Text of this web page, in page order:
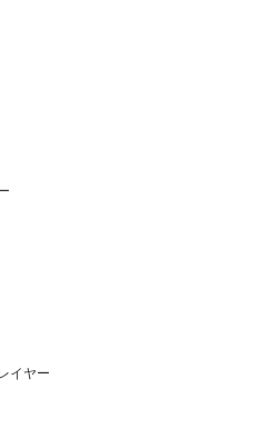
イヤー